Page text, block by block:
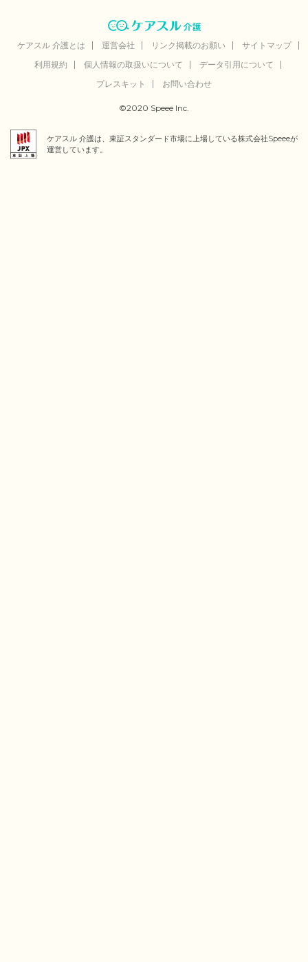
ケアスル 介護とは 運営会社 リンク掲載のお願い
サイトマップ
利用規約
個人情報の取扱いについて
データ引用について
プレスキット
お問い合わせ
©2020 Speee Inc.
ケアスル 介護は、東証スタンダード市場に上場している株式会社Speeeが
運営しています。